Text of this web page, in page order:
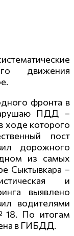
движения
фронта в
ПДД –
ходе которого
пост
дорожного
из самых
Сыктывкара –
и
выявлено
водителями
По итогам
в ГИБДД.